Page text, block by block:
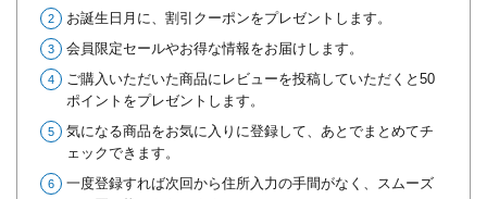
お誕生日月に、割引クーポンをプレゼントします。
会員限定セールやお得な情報をお届けします。
ご購入いただいた商品にレビューを投稿していただくと50
ポイントをプレゼントします。
気になる商品をお気に入りに登録して、あとでまとめてチ
ェックできます。
一度登録すれば次回から住所入力の手間がなく、スムーズ